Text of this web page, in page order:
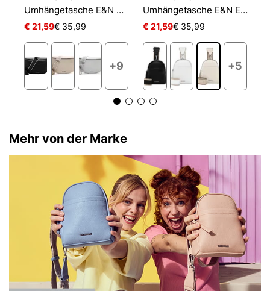
Umhängetasche E&N Belli
€ 21,59€ 35,99
+9
Umhängetasche E&N Elena
€ 21,59€ 35,99
+5
Mehr von der Marke